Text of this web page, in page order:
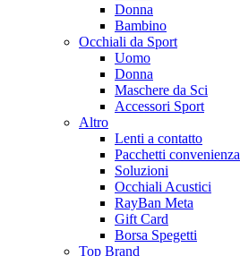
Donna
Bambino
Occhiali da Sport
Uomo
Donna
Maschere da Sci
Accessori Sport
Altro
Lenti a contatto
Pacchetti convenienza
Soluzioni
Occhiali Acustici
RayBan Meta
Gift Card
Borsa Spegetti
Top Brand